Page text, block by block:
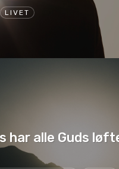
LIVET
har alle Guds